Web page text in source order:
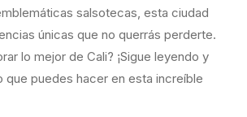
salsotecas, esta ciudad
únicas que no querrás perderte.
lo mejor de Cali? ¡Sigue leyendo y
que puedes hacer en esta increíble